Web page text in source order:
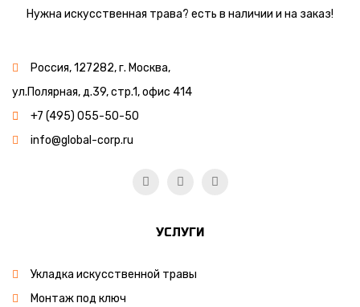
Нужна искусственная трава? есть в наличии и на заказ!
Россия, 127282, г. Москва,
ул.Полярная, д.39, стр.1, офис 414
+7 (495) 055-50-50
info@global-corp.ru
УСЛУГИ
Укладка искусственной травы
Монтаж под ключ